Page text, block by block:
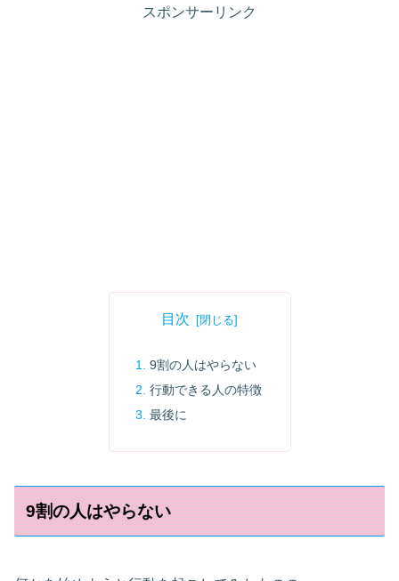
スポンサーリンク
目次
9割の人はやらない
行動できる人の特徴
最後に
9割の人はやらない